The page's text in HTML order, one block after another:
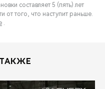
составляет 5 (пять) лет
от того, что наступит раньше.